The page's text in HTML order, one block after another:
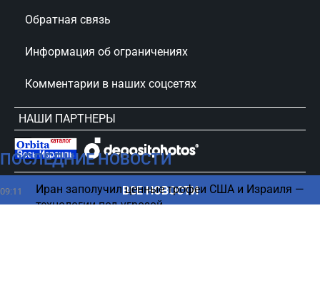
ПОСЛЕДНИЕ НОВОСТИ
09:11
Иран заполучил ценные трофеи США и Израиля —
технологии под угрозой
ВСЕ НОВОСТИ
Обратная связь
Информация об ограничениях
Комментарии в наших соцсетях
НАШИ ПАРТНЕРЫ
сursorinfo.co.il © Все права защищены